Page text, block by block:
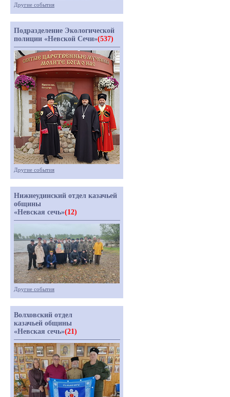
Другие события
Подразделение Экологической
полиции «Невской Сечи»(537)
Другие события
Нижнеудинский отдел казачьей
общины
«Невская сечь»(12)
Другие события
Волховский отдел
казачьей общины
«Невская сечь»(21)